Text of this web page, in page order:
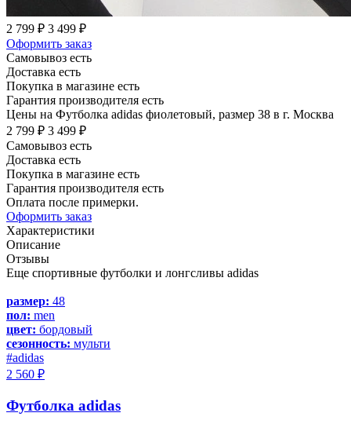
2 799 ₽ 3 499 ₽
Оформить заказ
Самовывоз есть
Доставка есть
Покупка в магазине есть
Гарантия производителя есть
Цены на Футболка adidas фиолетовый, размер 38 в г. Москва
2 799 ₽ 3 499 ₽
Самовывоз есть
Доставка есть
Покупка в магазине есть
Гарантия производителя есть
Оплата после примерки.
Оформить заказ
Характеристики
Описание
Отзывы
Еще спортивные футболки и лонгсливы adidas
размер: 48
пол: men
цвет: бордовый
сезонность: мульти
#adidas
2 560 ₽
Футболка adidas